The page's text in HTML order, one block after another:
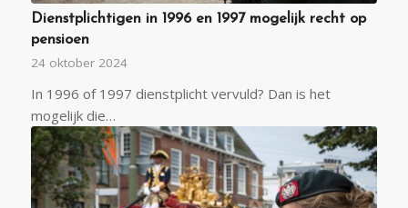
Dienstplichtigen in 1996 en 1997 mogelijk recht op
pensioen
24 oktober 2024
In 1996 of 1997 dienstplicht vervuld? Dan is het
mogelijk die…